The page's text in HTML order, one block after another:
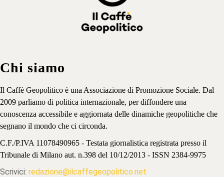
Chi siamo
Il Caffè Geopolitico è una Associazione di Promozione Sociale. Dal
2009 parliamo di politica internazionale, per diffondere una
conoscenza accessibile e aggiornata delle dinamiche geopolitiche che
segnano il mondo che ci circonda.
C.F./P.IVA 11078490965 - Testata giornalistica registrata presso il
Tribunale di Milano aut. n.398 del 10/12/2013 - ISSN 2384-9975
Scrivici: redazione@ilcaffegeopolitico.net